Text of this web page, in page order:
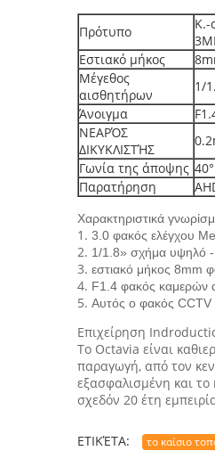
Πρότυπο
Κ.-
Εστιακό μήκος
Μέγεθος
αισθητήρων
1/
Άνοιγμα
ΝΕΑΡΌΣ
ΔΙΚΥΚΛΙΣΤΉΣ
Γωνία της άποψης 40°
Παρατήρηση
Χαρακτηριστικά
1. 3.0 φακός ελέγχου
2. 1/1.8» σχήμα υψηλό -
3. εστιακό μήκος 8mm
4. F1.4 φακός καμερών
5. Αυτός ο φακός CCTV
Επιχείρηση
Το Octavia είναι
παραγωγή, από τον
εξασφαλισμένη και το
σχεδόν 20 έτη
ΕΤΙΚΈΤΑ: το καίσιο